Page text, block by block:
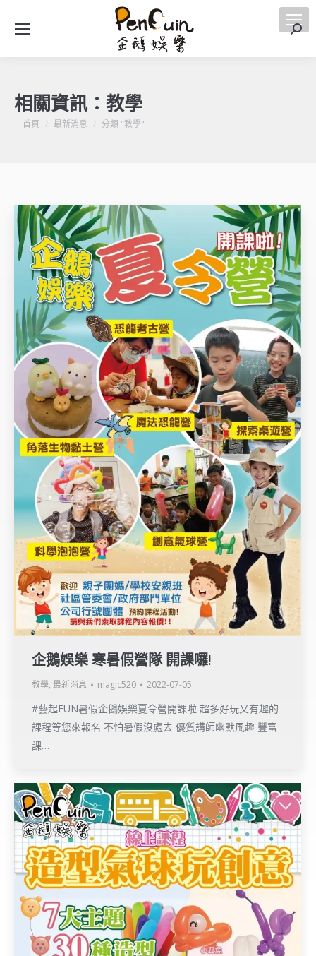
搜
相關資訊： 教學
您在這裡：
首頁 最新消息 分類 "教學"
企鵝娛樂 寒暑假營隊 開課囉!
教學, 最新消息 magic520 2022-07-05
#藝起FUN暑假企鵝娛樂夏令營開課啦 超多好玩又有趣的
課程等您來報名 不怕暑假沒處去 優質講師幽默風趣 豐富
課…